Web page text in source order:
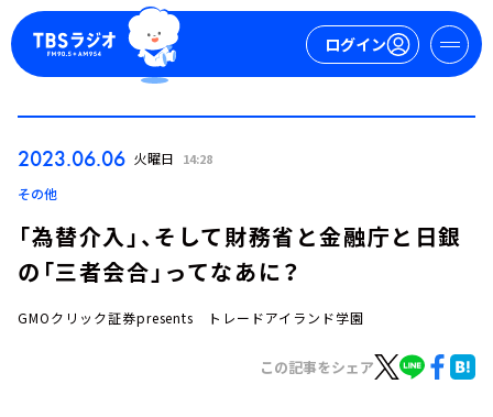
ログイン
2023.06.06 火曜日 14:28
その他
「為替介入」、そして財務省と金融庁と日銀
の「三者会合」ってなあに？
GMOクリック証券presents トレードアイランド学園
この記事をシェア